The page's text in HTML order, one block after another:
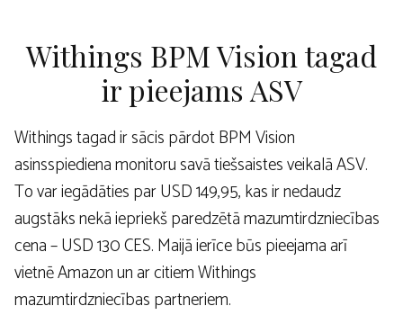
Withings BPM Vision tagad
ir pieejams ASV
Withings tagad ir sācis pārdot BPM Vision
asinsspiediena monitoru savā tiešsaistes veikalā ASV.
To var iegādāties par USD 149,95, kas ir nedaudz
augstāks nekā iepriekš paredzētā mazumtirdzniecības
cena – USD 130 CES. Maijā ierīce būs pieejama arī
vietnē Amazon un ar citiem Withings
mazumtirdzniecības partneriem.